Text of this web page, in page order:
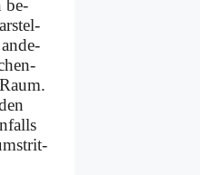
be­
an­de­